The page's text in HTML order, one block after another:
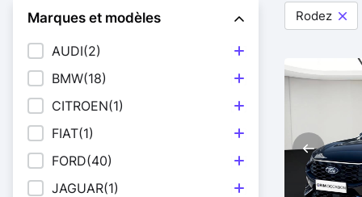
Marques et modèles
AUDI(2)
[+]
BMW(18)
[+]
CITROEN(1)
[+]
FIAT(1)
[+]
FORD(40)
[+]
JAGUAR(1)
[+]
Rodez